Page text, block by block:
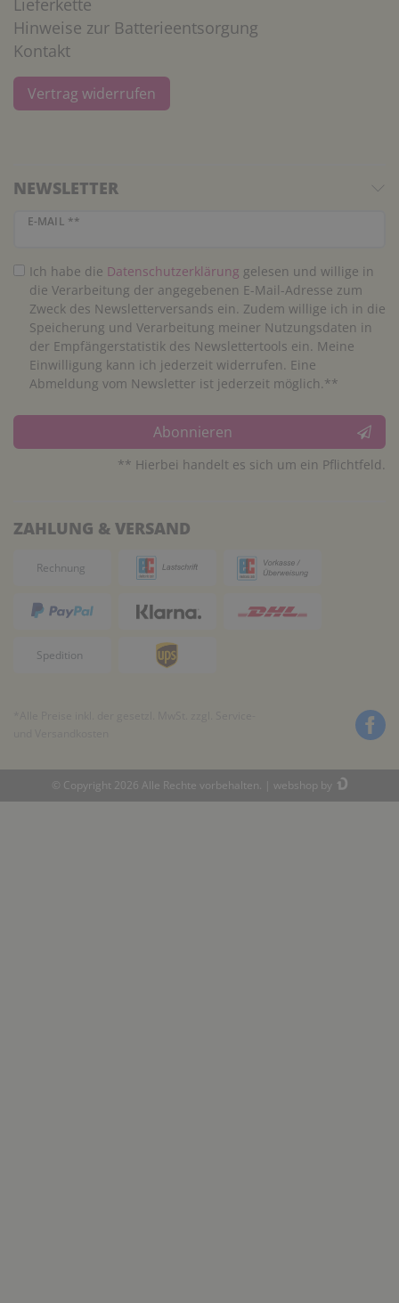
Lieferkette
Hinweise zur Batterieentsorgung
Kontakt
Vertrag widerrufen
NEWSLETTER
E-MAIL **
Newsletter Honig
Ich habe die Daten­schutz­erklärung gelesen und willige in
die Verarbeitung der angegebenen E-Mail-Adresse zum
Zweck des Newsletterversands ein. Zudem willige ich in die
Speicherung und Verarbeitung meiner Nutzungsdaten in
der Empfängerstatistik des Newslettertools ein. Meine
Einwilligung kann ich jederzeit widerrufen. Eine
Abmeldung vom Newsletter ist jederzeit möglich.**
Abonnieren
** Hierbei handelt es sich um ein Pflichtfeld.
ZAHLUNG & VERSAND
© Copyright 2026 Alle Rechte vorbehalten. | webshop by